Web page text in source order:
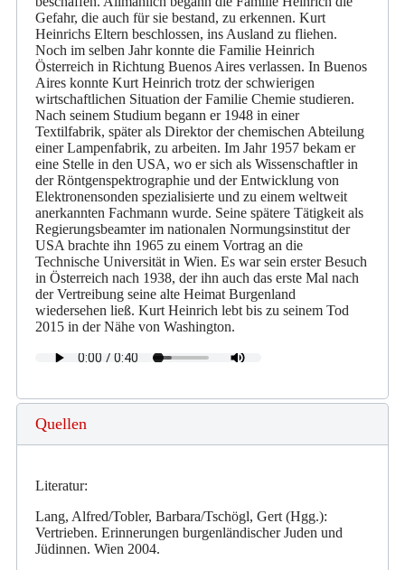
Gefahr, die auch für sie bestand, zu erkennen. Kurt
Heinrichs Eltern beschlossen, ins Ausland zu fliehen.
Noch im selben Jahr konnte die Familie Heinrich
Österreich in Richtung Buenos Aires verlassen. In Buenos
Aires konnte Kurt Heinrich trotz der schwierigen
wirtschaftlichen Situation der Familie Chemie studieren.
Nach seinem Studium begann er 1948 in einer
Textilfabrik, später als Direktor der chemischen Abteilung
einer Lampenfabrik, zu arbeiten. Im Jahr 1957 bekam er
eine Stelle in den USA, wo er sich als Wissenschaftler in
der Röntgenspektrographie und der Entwicklung von
Elektronensonden spezialisierte und zu einem weltweit
anerkannten Fachmann wurde. Seine spätere Tätigkeit als
Regierungsbeamter im nationalen Normungsinstitut der
USA brachte ihn 1965 zu einem Vortrag an die
Technische Universität in Wien. Es war sein erster Besuch
in Österreich nach 1938, der ihn auch das erste Mal nach
der Vertreibung seine alte Heimat Burgenland
wiedersehen ließ. Kurt Heinrich lebt bis zu seinem Tod
2015 in der Nähe von Washington.
Quellen
Literatur:
Lang, Alfred/Tobler, Barbara/Tschögl, Gert (Hgg.):
Vertrieben. Erinnerungen burgenländischer Juden und
Jüdinnen. Wien 2004.